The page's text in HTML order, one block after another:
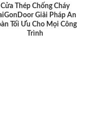
Cửa Thép Chống Cháy
Giải Pháp An
Tối Ưu Cho Mọi Công
Trình